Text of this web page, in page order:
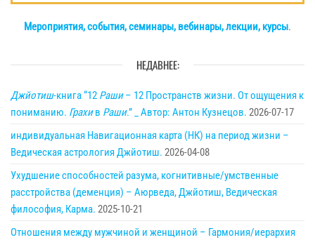
Мероприятия, события, семинары, вебинары, лекции, курсы.
НЕДАВНЕЕ:
Джйотиш-книга “12 Раши– 12 Пространств жизни. От ощущения к
пониманию. Грахив Раши.” _ Автор: Антон Кузнецов. 2026-07-17
индивидуальная Навигационная карта (НК) на период жизни –
Ведическая астрология Джйотиш. 2026-04-08
Ухудшение способностей разума, когнитивные/умственные
расстройства (деменция) – Аюрведа, Джйотиш, Ведическая
философия, Карма. 2025-10-21
Отношения между мужчиной и женщиной – Гармония/иерархия